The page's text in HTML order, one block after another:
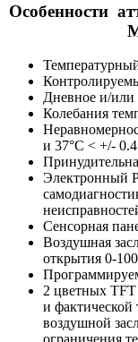
Особенности
Дневное и/
Колебания
и 37°C < +/- 0.4
Электронный
Сенсорная
Воздушная
открытия 0-
2 цветных TFT
и фактической
воздушной